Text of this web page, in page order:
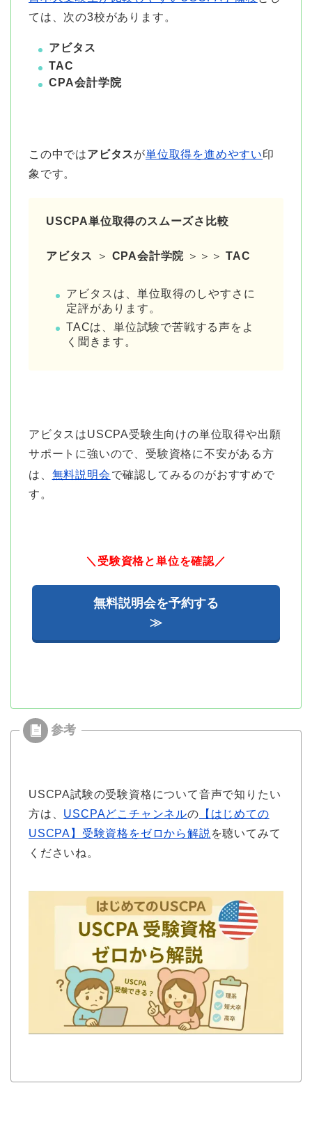
ては、次の3校があります。
アビタス
TAC
CPA会計学院
この中ではアビタスが単位取得を進めやすい印
象です。
USCPA単位取得のスムーズさ比較
アビタス ＞ CPA会計学院 ＞＞＞TAC
アビタスは、単位取得のしやすさに
定評があります。
TACは、単位試験で苦戦する声をよ
く聞きます。
アビタスはUSCPA受験生向けの単位取得や出願
サポートに強いので、受験資格に不安がある方
は、 無料説明会 で確認してみるのがおすすめで
す。
＼受験資格と単位を確認／
無料説明会を予約する
≫
USCPA試験の受験資格について音声で知りたい
方は、 USCPAどこチャンネルの 【はじめての
USCPA】受験資格をゼロから解説 を聴いてみて
くださいね。